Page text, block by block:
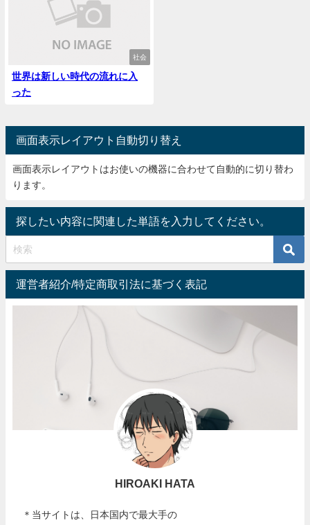
社会
世界は新しい時代の流れに入
った
画面表示レイアウト自動切り替え
画面表示レイアウトはお使いの機器に合わせて自動的に切り替わ
ります。
探したい内容に関連した単語を入力してください。
運営者紹介/特定商取引法に基づく表記
HIROAKI HATA
＊当サイトは、日本国内で最大手の